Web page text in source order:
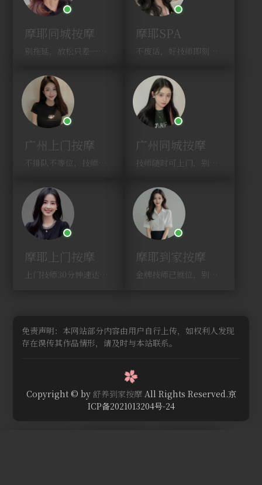
摩耶同城按摩
别拖延，放松只差一次点击！
摩耶SPA
不废话，好技师即刻上门，约！
广州上门按摩
不排队不等位，技师直奔你家！
广州同城按摩
技师随时可上门，别啰嗦，赶紧约！
摩耶上门按摩
上门技师30分钟速达，别问，快约！
摩耶到家按摩
金牌技师已就位，别纠结，马上预约！
免责声明：本网站部分内容由用户自行上传，如权利人发现
存在误传其作品情形，请及时与本站联系。
Copyright © by 舒养到家按摩All Rights Reserved.京
ICP备2021013204号-24